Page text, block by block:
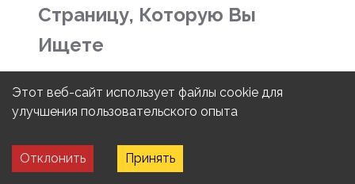
Страницу, Которую Вы
Ищете
страницу
Этот веб-сайт использует файлы cookie для
улучшения пользовательского опыта
Отклонить Принять